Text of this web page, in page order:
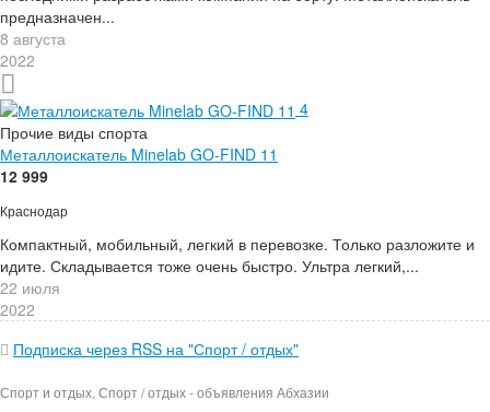
предназначен...
8 августа
2022
4
Прочие виды спорта
Металлоискатель Minelab GO-FIND 11
12 999
Краснодар
Компактный, мобильный, легкий в перевозке. Только разложите и
идите. Складывается тоже очень быстро. Ультра легкий,...
22 июля
2022
Подписка через RSS на "Спорт / отдых"
Спорт и отдых, Спорт / отдых - объявления Абхазии